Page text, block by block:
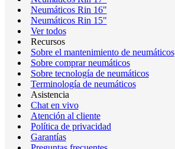
Neumáticos Rin 16"
Neumáticos Rin 15"
Ver todos
Recursos
Sobre el mantenimiento de neumáticos
Sobre comprar neumáticos
Sobre tecnología de neumáticos
Terminología de neumáticos
Asistencia
Chat en vivo
Atención al cliente
Política de privacidad
Garantías